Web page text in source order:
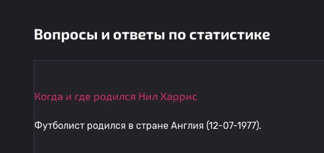
Вопросы и ответы по статистике
Когда и где родился Нил Харрис
Футболист родился в стране Англия (12-07-1977).